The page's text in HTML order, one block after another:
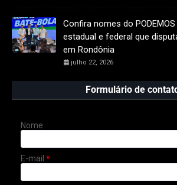
Confira nomes do
estadual e federal que
em Rondônia
julho 22, 2026
Formulário de
Nome
E-mail *